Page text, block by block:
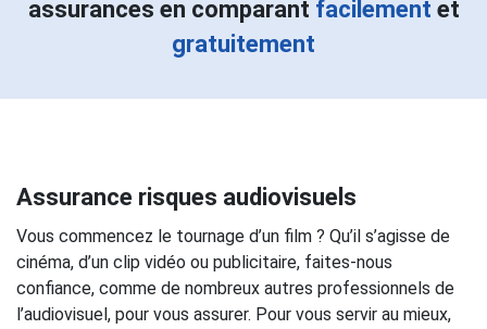
assurances en comparant facilement et
gratuitement
Assurance risques audiovisuels
Vous commencez le tournage d’un film ? Qu’il s’agisse de
cinéma, d’un clip vidéo ou publicitaire, faites-nous
confiance, comme de nombreux autres professionnels de
l’audiovisuel, pour vous assurer. Pour vous servir au mieux,